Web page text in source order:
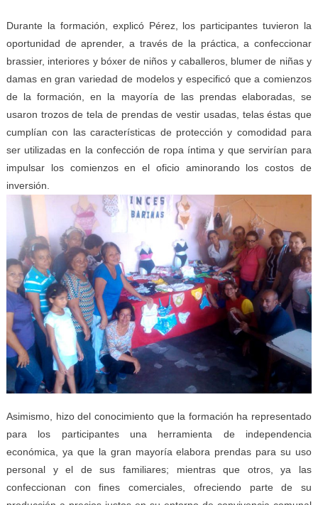
Durante la formación, explicó Pérez, los participantes tuvieron la
oportunidad de aprender, a través de la práctica, a confeccionar
brassier, interiores y bóxer de niños y caballeros, blumer de niñas y
damas en gran variedad de modelos y especificó que a comienzos
de la formación, en la mayoría de las prendas elaboradas, se
usaron trozos de tela de prendas de vestir usadas, telas éstas que
cumplían con las características de protección y comodidad para
ser utilizadas en la confección de ropa íntima y que servirían para
impulsar los comienzos en el oficio aminorando los costos de
inversión.
Asimismo, hizo del conocimiento que la formación ha representado
para los participantes una herramienta de independencia
económica, ya que la gran mayoría elabora prendas para su uso
personal y el de sus familiares; mientras que otros, ya las
confeccionan con fines comerciales, ofreciendo parte de su